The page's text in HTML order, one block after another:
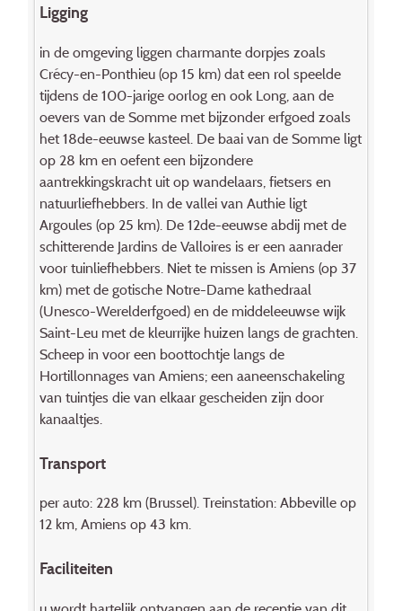
Ligging
in de omgeving liggen charmante dorpjes zoals
Crécy-en-Ponthieu (op 15 km) dat een rol speelde
tijdens de 100-jarige oorlog en ook Long, aan de
oevers van de Somme met bijzonder erfgoed zoals
het 18de-eeuwse kasteel. De baai van de Somme ligt
op 28 km en oefent een bijzondere
aantrekkingskracht uit op wandelaars, fietsers en
natuurliefhebbers. In de vallei van Authie ligt
Argoules (op 25 km). De 12de-eeuwse abdij met de
schitterende Jardins de Valloires is er een aanrader
voor tuinliefhebbers. Niet te missen is Amiens (op 37
km) met de gotische Notre-Dame kathedraal
(Unesco-Werelderfgoed) en de middeleeuwse wijk
Saint-Leu met de kleurrijke huizen langs de grachten.
Scheep in voor een boottochtje langs de
Hortillonnages van Amiens; een aaneenschakeling
van tuintjes die van elkaar gescheiden zijn door
kanaaltjes.
Transport
per auto: 228 km (Brussel). Treinstation: Abbeville op
12 km, Amiens op 43 km.
Faciliteiten